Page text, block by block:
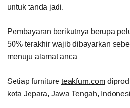
untuk tanda jadi.
Pembayaran berikutnya berupa
50% terakhir wajib dibayarkan
menuju alamat anda
Setiap furniture teakfurn.com
kota Jepara, Jawa Tengah,